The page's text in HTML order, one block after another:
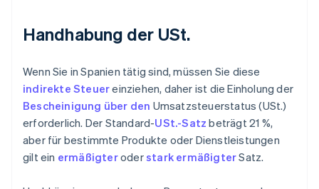
Handhabung der USt.
Wenn Sie in Spanien tätig sind, müssen Sie diese
indirekte Steuereinziehen, daher ist die Einholung der
Bescheinigung über den Umsatzsteuerstatus (USt.)
erforderlich. Der Standard-USt.-Satz beträgt 21 %,
aber für bestimmte Produkte oder Dienstleistungen
gilt ein ermäßigteroderstark ermäßigterSatz.